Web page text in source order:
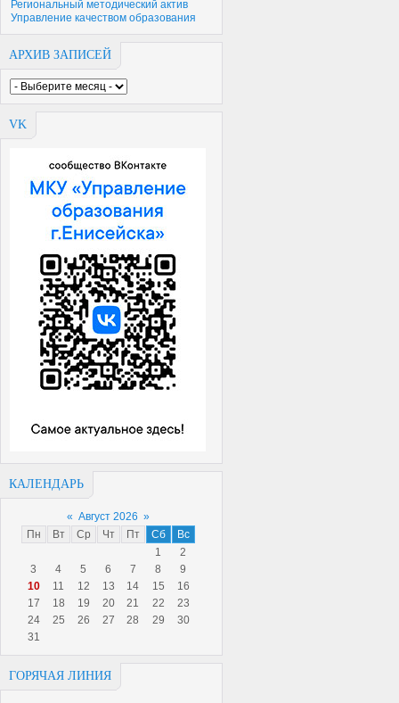
Региональный методический актив
Управление качеством образования
АРХИВ ЗАПИСЕЙ
VK
КАЛЕНДАРЬ
« Август 2026 »
Пн
Вт Ср Чт Пт Сб
Вс
1
2
3
4 5 6 7 8
9
10
11 12 13 14 15
16
17
18 19 20 21 22
23
24
25 26 27 28 29
30
31
ГОРЯЧАЯ ЛИНИЯ